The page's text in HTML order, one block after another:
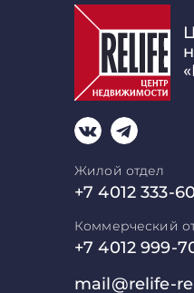
Жилой отдел
+7 4012 333-
Коммерческий
+7 4012 999-
mail@relife-